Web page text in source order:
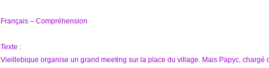
Français – Compréhension
Texte :
Vieillebique organise un grand meeting sur la place du village. Mais Papyc, chargé